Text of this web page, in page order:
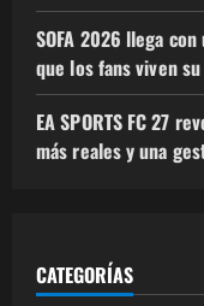
SOFA 2026 llega
que los fans viven
EA SPORTS FC 27
más reales y una
CATEGORÍAS